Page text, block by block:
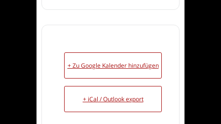
+ Zu Google Kalender hinzufügen
+ iCal / Outlook export